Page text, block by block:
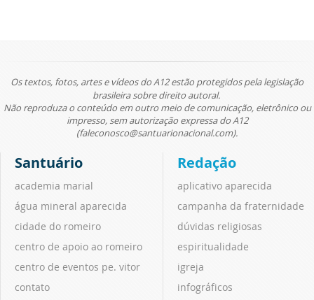
Os textos, fotos, artes e vídeos do A12 estão protegidos pela legislação
brasileira sobre direito autoral.
Não reproduza o conteúdo em outro meio de comunicação, eletrônico ou
impresso, sem autorização expressa do A12
(faleconosco@santuarionacional.com).
Santuário
academia marial
água mineral aparecida
cidade do romeiro
centro de apoio ao romeiro
centro de eventos pe. vitor
contato
Redação
aplicativo aparecida
campanha da fraternidade
dúvidas religiosas
espiritualidade
igreja
infográficos